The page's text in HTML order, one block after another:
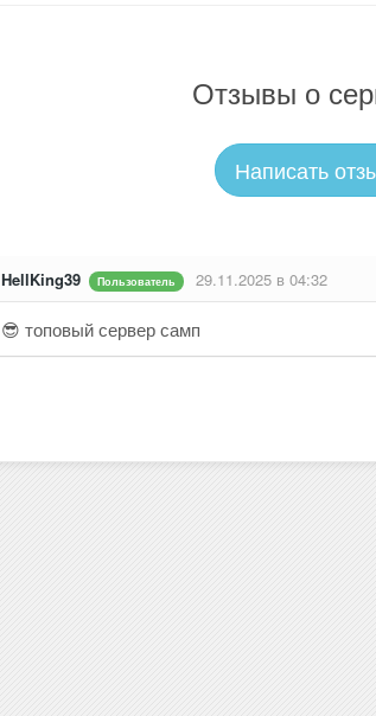
Отзывы о
Написать
HellKing39 Пользователь 29.11.2025 в 04:32
😎 топовый сервер самп